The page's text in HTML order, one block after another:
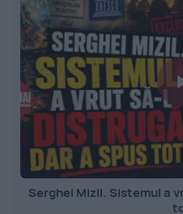
Serghei Mizil. Sistemul a